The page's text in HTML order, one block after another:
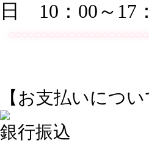
日 10：00～17
【お支払いについ
銀行振込